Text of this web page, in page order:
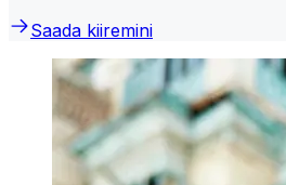
Saada kiiremini